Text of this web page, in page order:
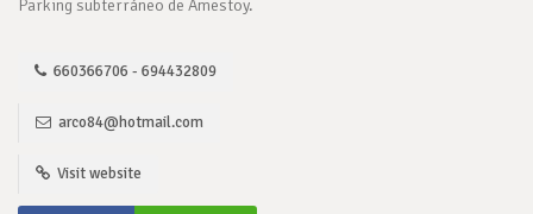
Parking subterráneo de Amestoy.
660366706 - 694432809
arco84@hotmail.com
Visit website